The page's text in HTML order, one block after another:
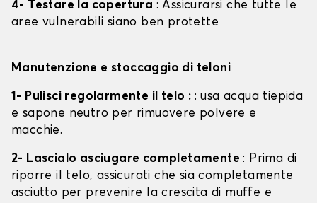
4- Testare la copertura : Assicurarsi che tutte le
aree vulnerabili siano ben protette
Manutenzione e stoccaggio di teloni
1- Pulisci regolarmente il telo : : usa acqua tiepida
e sapone neutro per rimuovere polvere e
macchie.
2- Lascialo asciugare completamente: Prima di
riporre il telo, assicurati che sia completamente
asciutto per prevenire la crescita di muffe e